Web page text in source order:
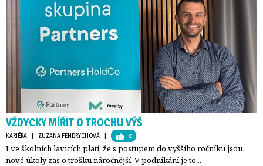
VŽDYCKY MÍŘIT O TROCHU VÝŠ
KARIÉRA | ZUZANA FENDRYCHOVÁ | 0
I ve školních lavicích platí, že s postupem do vyššího ročníku jsou
nové úkoly zas o trošku náročnější. V podnikání je to...